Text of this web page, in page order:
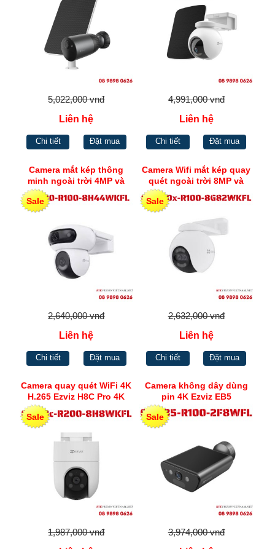
5,022,000 vnđ
Liên hệ
Chi tiết Đặt mua
4,991,000 vnđ
Liên hệ
Chi tiết Đặt mua
Camera mắt kép thông
minh ngoài trời 4MP và
Sale
2,640,000 vnđ
Liên hệ
Chi tiết Đặt mua
Camera Wifi mắt kép quay
quét ngoài trời 8MP và
2MP Ezviz H80x
Sale
2,632,000 vnđ
Liên hệ
Chi tiết Đặt mua
Camera quay quét WiFi 4K
H.265 Ezviz H8C Pro 4K
Sale
1,987,000 vnđ
Camera không dây dùng
pin 4K Ezviz EB5
Sale
3,974,000 vnđ